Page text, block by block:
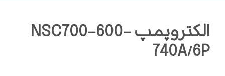
الکتروپمپ NSC700-600-
740A/6P